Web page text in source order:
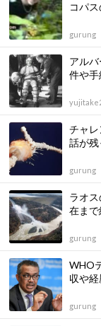
コパ
gurung
アル
件や
チャ
話が
gurung
ラオ
在ま
gurung
WHO
収や
gurung